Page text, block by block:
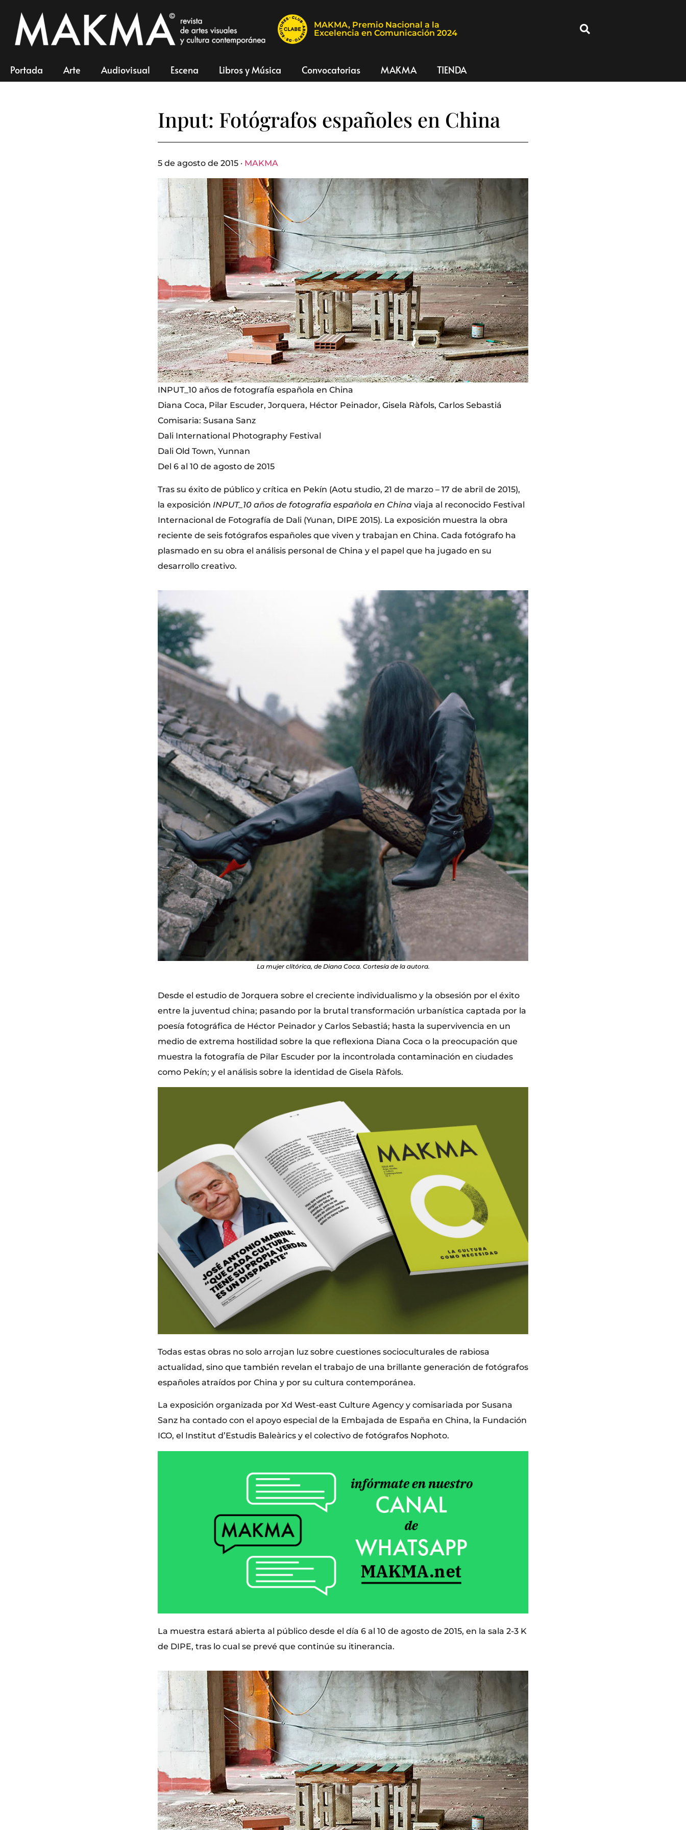
MAKMA, Premio Nacional a la
Excelencia en Comunicación 2024
Portada Arte Audiovisual Escena Libros y Música Convocatorias MAKMA TIENDA
Input: Fotógrafos españoles en China
5 de agosto de 2015 · MAKMA
INPUT_10 años de fotografía española en China
Diana Coca, Pilar Escuder, Jorquera, Héctor Peinador, Gisela Ràfols, Carlos Sebastiá
Comisaria: Susana Sanz
Dali International Photography Festival
Dali Old Town, Yunnan
Del 6 al 10 de agosto de 2015
Tras su éxito de público y crítica en Pekín (Aotu studio, 21 de marzo – 17 de abril de 2015),
la exposición INPUT_10 años de fotografía española en China viaja al reconocido Festival
Internacional de Fotografía de Dali (Yunan, DIPE 2015). La exposición muestra la obra
reciente de seis fotógrafos españoles que viven y trabajan en China. Cada fotógrafo ha
plasmado en su obra el análisis personal de China y el papel que ha jugado en su
desarrollo creativo.
La mujer clitórica, de Diana Coca. Cortesía de la autora.
Desde el estudio de Jorquera sobre el creciente individualismo y la obsesión por el éxito
entre la juventud china; pasando por la brutal transformación urbanística captada por la
poesía fotográfica de Héctor Peinador y Carlos Sebastiá; hasta la supervivencia en un
medio de extrema hostilidad sobre la que reflexiona Diana Coca o la preocupación que
muestra la fotografía de Pilar Escuder por la incontrolada contaminación en ciudades
como Pekín; y el análisis sobre la identidad de Gisela Ràfols.
Todas estas obras no solo arrojan luz sobre cuestiones socioculturales de rabiosa
actualidad, sino que también revelan el trabajo de una brillante generación de fotógrafos
españoles atraídos por China y por su cultura contemporánea.
La exposición organizada por Xd West-east Culture Agency y comisariada por Susana
Sanz ha contado con el apoyo especial de la Embajada de España en China, la Fundación
ICO, el Institut d’Estudis Baleàrics y el colectivo de fotógrafos Nophoto.
La muestra estará abierta al público desde el día 6 al 10 de agosto de 2015, en la sala 2-3 K
de DIPE, tras lo cual se prevé que continúe su itinerancia.